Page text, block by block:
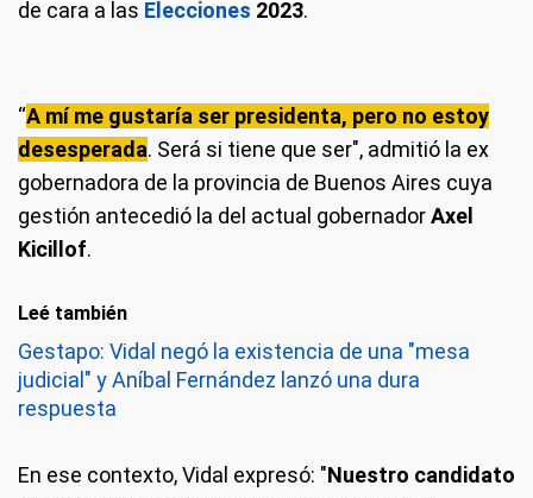
de cara a las Elecciones 2023.
“A mí me gustaría ser presidenta, pero no estoy
desesperada. Será si tiene que ser", admitió la ex
gobernadora de la provincia de Buenos Aires cuya
gestión antecedió la del actual gobernadorAxel
Kicillof.
Leé también
Gestapo: Vidal negó la existencia de una "mesa
judicial" y Aníbal Fernández lanzó una dura
respuesta
En ese contexto, Vidal expresó: "Nuestro candidato